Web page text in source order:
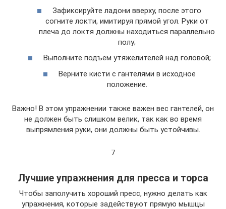
Зафиксируйте ладони вверху, после этого
согните локти, имитируя прямой угол. Руки от
плеча до локтя должны находиться параллельно
полу;
Выполните подъем утяжелителей над головой;
Верните кисти с гантелями в исходное
положение.
Важно! В этом упражнении также важен вес гантелей, он
не должен быть слишком велик, так как во время
выпрямления руки, они должны быть устойчивы.
7
Лучшие упражнения для пресса и торса
Чтобы заполучить хороший пресс, нужно делать как
упражнения, которые задействуют прямую мышцы